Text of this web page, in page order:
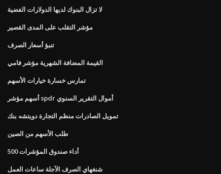
لا تزال البنوك لديها الدولارات الفضية
مؤشر التقلب على المدى القصير
تنبؤ أسعار الصرف
القيمة المضافة الشهرية مؤشر فامي
تمارس خسارة خيارات الأسهم
أسهم مؤشر spdr أموال التقرير السنوي
تمويل الصادرات منظم التجارة دويتشه بنك
طلب الأسهم من الصين
أداء صندوق المؤشرات 500
شنغهاي الصرف الآجلة ساعات العمل